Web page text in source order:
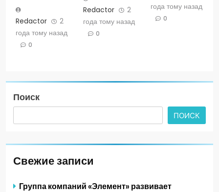
Redactor
2
года тому назад
0
Redactor
2
года тому назад
0
года тому назад
0
Поиск
ПОИСК
Свежие записи
Группа компаний «Элемент» развивает